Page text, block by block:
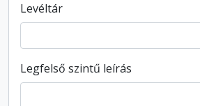
Levéltár
Legfelső szintű leírás